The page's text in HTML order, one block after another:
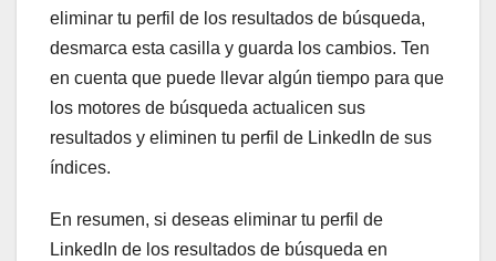
eliminar tu perfil de los resultados de búsqueda,
desmarca esta casilla y guarda los cambios. Ten
en cuenta que puede llevar algún tiempo para que
los motores de búsqueda actualicen sus
resultados y eliminen tu perfil de LinkedIn de sus
índices.
En resumen, si deseas eliminar tu perfil de
LinkedIn de los resultados de búsqueda en